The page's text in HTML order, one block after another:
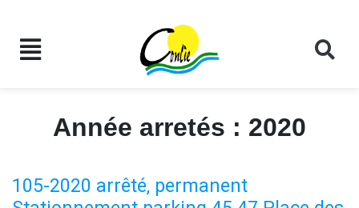
Année arretés : 2020
105-2020 arrêté‚ permanent